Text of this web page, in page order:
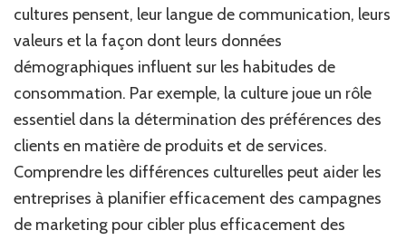
cultures pensent, leur langue de communication, leurs
valeurs et la façon dont leurs données
démographiques influent sur les habitudes de
consommation. Par exemple, la culture joue un rôle
essentiel dans la détermination des préférences des
clients en matière de produits et de services.
Comprendre les différences culturelles peut aider les
entreprises à planifier efficacement des campagnes
de marketing pour cibler plus efficacement des